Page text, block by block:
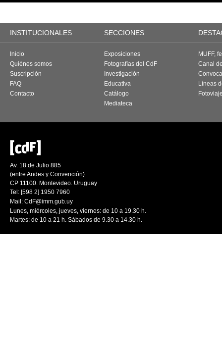
INSTITUCIONALES SECCIONES
Inicio
Quiénes somos
Suscripción
FAQ
Contacto
Exposiciones
Fotografías del CdF
Investigación
Educativa
Catálogo
Mediateca
MUFF,
Canal
Líneas
Av. 18 de Julio 885
(entre Andes y Convención)
CP 11100. Montevideo. Uruguay
Tel: [598 2] 1950 7960
Mail: CdF@imm.gub.uy
Lunes, miércoles, jueves, viernes: de 10 a 19.30 h.
Martes: de 10 a 21 h. Sábados de 9.30 a 14.30 h.